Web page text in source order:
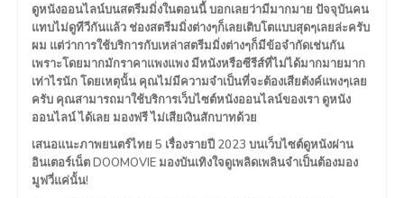
ดูหนังออนไลน์บนสตรีมมิ่งในตอนนี้ บอกเลยว่ามีมากมาย ปัจจุบันคน
แทบไม่ดูทีวีกันแล้ว ช่องสตรีมมิ่งต่างๆก็เลยเติบโตแบบสุดๆเลยล่ะครับ
ผม แต่ว่าการใช้บริการกับเหล่าสตรีมมิ่งต่างๆก็มีข้อจำกัดเช่นกัน
เพราะโดยมากมักราคาแพงแพง มีหนังหรือซีรีส์ที่ไม่ได้มากมายมาก
เท่าไรนัก โดยเหตุนั้น คุณไม่มีความจำเป็นที่จะต้องเสียตังค์แพงๆเลย
ครับ คุณสามารถมาใช้บริการเว็บไซต์หนังออนไลน์ของเรา ดูหนัง
ออนไลน์ ได้เลย มองฟรี ไม่เสียเงินสักบาทด้วย
เสนอแนะภาพยนตร์ไทย 5 เรื่องรายปี 2023 บนเว็บไซต์ดูหนังผ่าน
อินเตอร์เน็ต DOOMOVIE มองบันเทิงใจดูเพลิดเพลินจำเป็นต้องมอง
มูฟวี่แค่นั้น!